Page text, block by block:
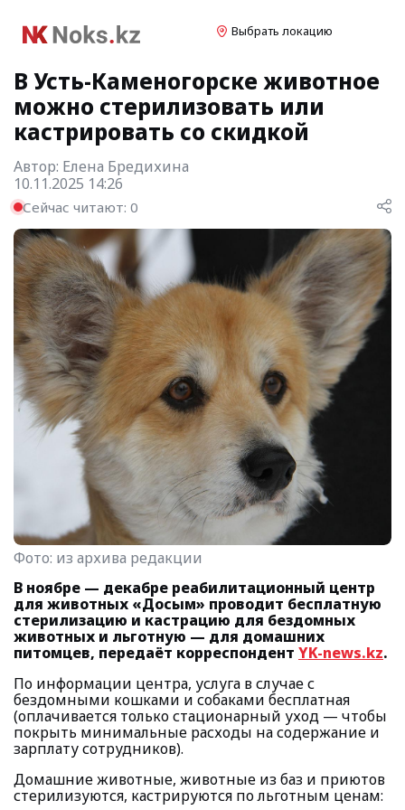
Выбрать локацию
В Усть-Каменогорске животное
можно стерилизовать или
кастрировать со скидкой
Автор: Елена Бредихина
10.11.2025 14:26
Сейчас читают: 0
Фото: из архива редакции
В ноябре — декабре реабилитационный центр
для животных «Досым» проводит бесплатную
стерилизацию и кастрацию для бездомных
животных и льготную — для домашних
питомцев, передаёт корреспондент YK-news.kz.
По информации центра, услуга в случае с
бездомными кошками и собаками бесплатная
(оплачивается только стационарный уход — чтобы
покрыть минимальные расходы на содержание и
зарплату сотрудников).
Домашние животные, животные из баз и приютов
стерилизуются, кастрируются по льготным ценам: